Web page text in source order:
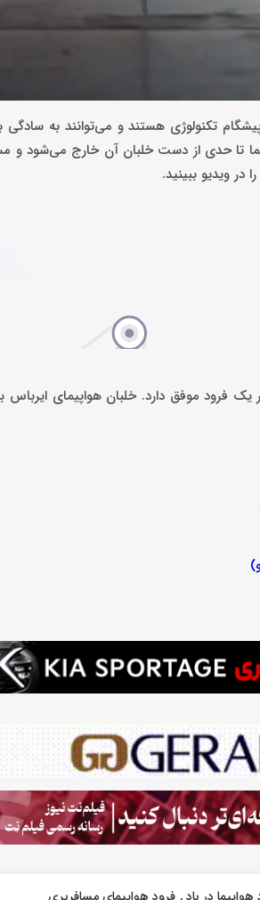
تکنولوژی هستند و می‌توانند به سادگی
تا حدی از دست خلبان آن خارج می‌شود و
در ویدیو ببینید.
فرود موفق دارد. خلبان هواپیمای
هواپیما در باد فرود هواپیمای مسافربری